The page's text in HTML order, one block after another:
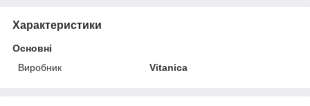
Характеристики
Основні
Виробник
Vitanica